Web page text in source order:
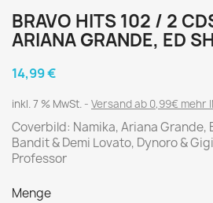
BRAVO HITS 102 / 2
ARIANA GRANDE, ED
14,99 €
inkl. 7 % MwSt. Versand ab 0,99€ mehr
Coverbild: Namika, Ariana Grande,
Bandit & Demi Lovato, Dynoro &
Professor
Menge